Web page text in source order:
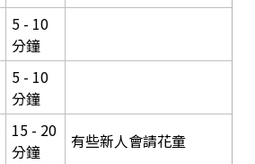
5 - 10
分鐘
5 - 10
分鐘
15 - 20
分鐘
有些新人會請花童